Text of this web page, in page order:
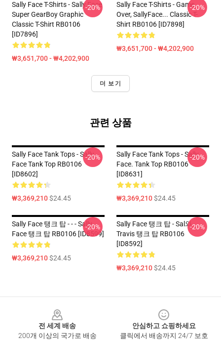
Sally Face T-Shirts - Sally Face
Super GearBoy Graphic
Classic T-Shirt RB0106
[ID7896]
₩3,651,700 - ₩4,202,900
-20%
Sally Face T-Shirts - Game
Over, SallyFace... Classic T-
Shirt RB0106 [ID7898]
₩3,651,700 - ₩4,202,900
-20%
더 보기
관련 상품
Sally Face Tank Tops - Sally
Face Tank Top RB0106
[ID8602]
₩3,369,210$24.45
-20%
Sally Face Tank Tops - Sally
Face. Tank Top RB0106
[ID8631]
₩3,369,210$24.45
-20%
Sally Face 탱크 탑 - - - Sally
Face 탱크 탑 RB0106 [ID8599]
₩3,369,210$24.45
-20%
Sally Face 탱크 탑 - Sal와
Travis 탱크 탑 RB0106
[ID8592]
₩3,369,210$24.45
-20%
전 세계 배송
200개 이상의 국가로 배송
안심하고 쇼핑하세요
클릭에서 배송까지 24/7 보호